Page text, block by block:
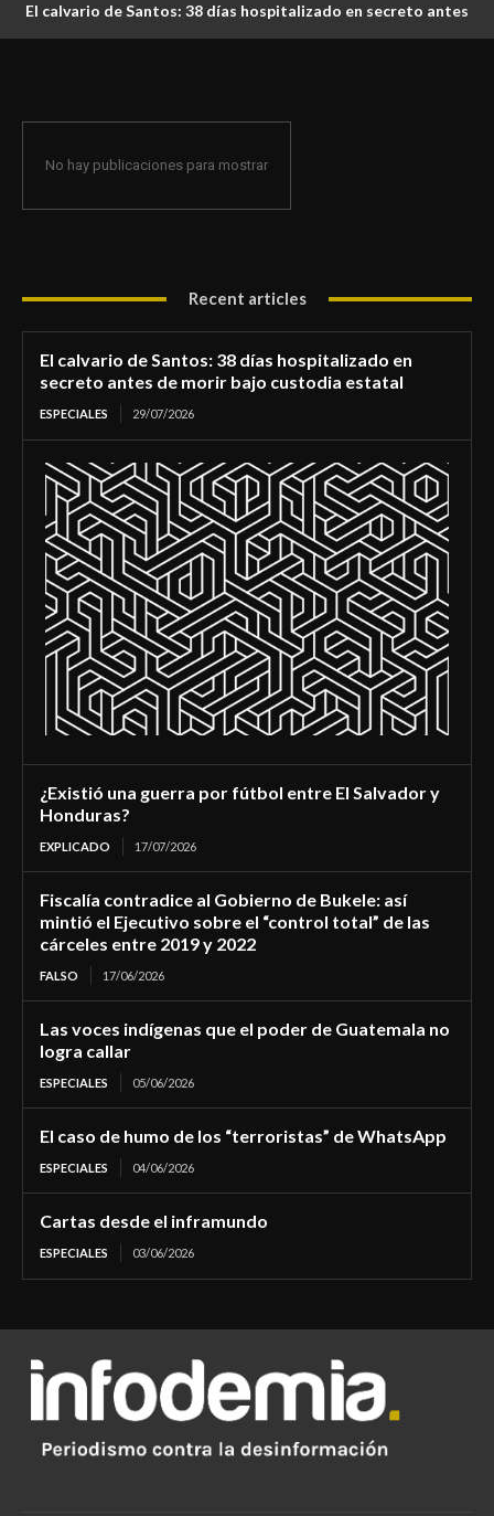
El calvario de Santos: 38 días hospitalizado en secreto antes
No hay publicaciones para mostrar
Recent articles
El calvario de Santos: 38 días hospitalizado en
secreto antes de morir bajo custodia estatal
ESPECIALES 29/07/2026
¿Existió una guerra por fútbol entre El Salvador y
Honduras?
EXPLICADO 17/07/2026
Fiscalía contradice al Gobierno de Bukele: así
mintió el Ejecutivo sobre el “control total” de las
cárceles entre 2019 y 2022
FALSO 17/06/2026
Las voces indígenas que el poder de Guatemala no
logra callar
ESPECIALES 05/06/2026
El caso de humo de los “terroristas” de WhatsApp
ESPECIALES 04/06/2026
Cartas desde el inframundo
ESPECIALES 03/06/2026